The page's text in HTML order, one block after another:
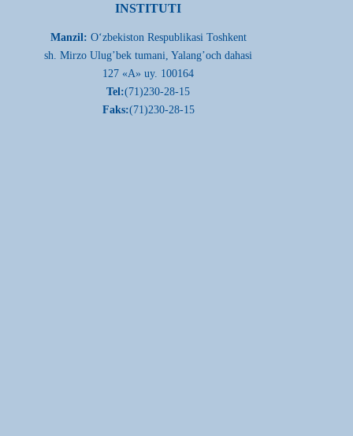
INSTITUTI
Manzil: О‘zbekiston Respublikasi Toshkent
sh. Mirzo Ulug’bek tumani, Yalang’och dahasi
127 «A» uy. 100164
Tel:(71)230-28-15
Faks:(71)230-28-15